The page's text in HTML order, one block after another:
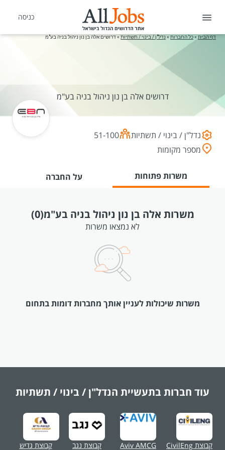
כניסה
דף הבית »כל החברות » נדל"ן / בינוי / תשתיות»דרושים אלה בן נון ניהול בניה בע"מ
דרושים אלה בן נון ניהול בניה בע"מ
נדל"ן / בינוי / תשתיות
51-100
מספר מקומות
משרות פתוחות על החברה
משרות אלה בן נון ניהול בניה בע"מ(0)
לא נמצאו משרות
משרות שיכולות לעניין אותך מחברות דומות בתחום
עוד חברות בתעשיית הנדל"ן / בינוי / תשתיות
קבוצת CivilEng Aviv AMCG קבוצת נגב קבוצת גדיש